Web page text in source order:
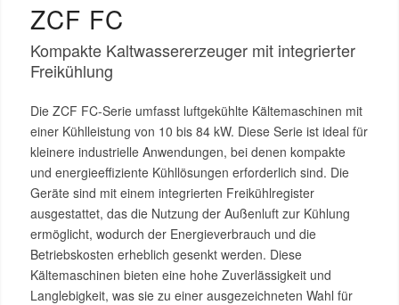
ZCF FC
Kompakte Kaltwassererzeuger mit integrierter
Freikühlung
Die ZCF FC-Serie umfasst luftgekühlte Kältemaschinen mit
einer Kühlleistung von 10 bis 84 kW. Diese Serie ist ideal für
kleinere industrielle Anwendungen, bei denen kompakte
und energieeffiziente Kühllösungen erforderlich sind. Die
Geräte sind mit einem integrierten Freikühlregister
ausgestattet, das die Nutzung der Außenluft zur Kühlung
ermöglicht, wodurch der Energieverbrauch und die
Betriebskosten erheblich gesenkt werden. Diese
Kältemaschinen bieten eine hohe Zuverlässigkeit und
Langlebigkeit, was sie zu einer ausgezeichneten Wahl für